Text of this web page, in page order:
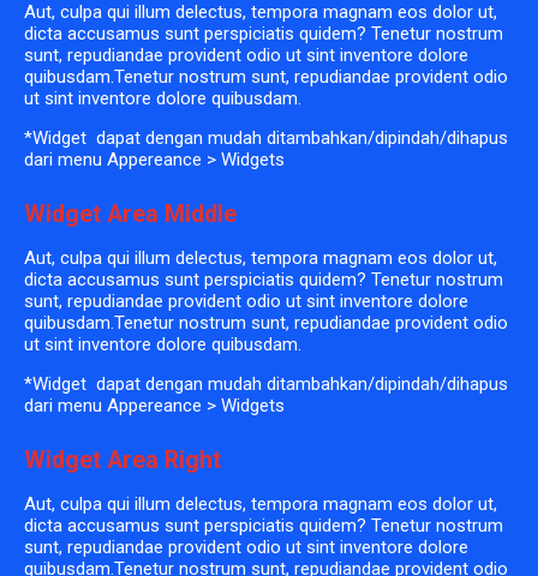
Aut, culpa qui illum delectus, tempora magnam eos dolor ut,
dicta accusamus sunt perspiciatis quidem? Tenetur nostrum
sunt, repudiandae provident odio ut sint inventore dolore
quibusdam.Tenetur nostrum sunt, repudiandae provident odio
ut sint inventore dolore quibusdam.
*Widget dapat dengan mudah ditambahkan/dipindah/dihapus
dari menu Appereance > Widgets
Widget Area Middle
Aut, culpa qui illum delectus, tempora magnam eos dolor ut,
dicta accusamus sunt perspiciatis quidem? Tenetur nostrum
sunt, repudiandae provident odio ut sint inventore dolore
quibusdam.Tenetur nostrum sunt, repudiandae provident odio
ut sint inventore dolore quibusdam.
*Widget dapat dengan mudah ditambahkan/dipindah/dihapus
dari menu Appereance > Widgets
Widget Area Right
Aut, culpa qui illum delectus, tempora magnam eos dolor ut,
dicta accusamus sunt perspiciatis quidem? Tenetur nostrum
sunt, repudiandae provident odio ut sint inventore dolore
quibusdam.Tenetur nostrum sunt, repudiandae provident odio